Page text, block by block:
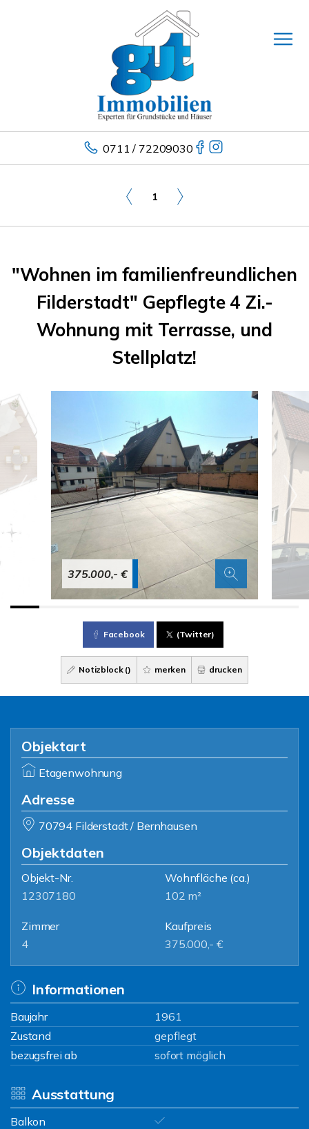
0711 / 72209030
1
"Wohnen im familienfreundlichen
Filderstadt" Gepflegte 4 Zi.-
Wohnung mit Terrasse, und
Stellplatz!
375.000,- €
Facebook (Twitter)
Notizblock () merken drucken
Objektart
Etagenwohnung
Adresse
70794 Filderstadt / Bernhausen
Objektdaten
Objekt-Nr.
12307180
Wohnfläche (ca.)
102 m²
Zimmer
4
Kaufpreis
375.000,- €
Informationen
Baujahr
1961
Zustand
gepflegt
bezugsfrei ab
sofort möglich
Ausstattung
Balkon